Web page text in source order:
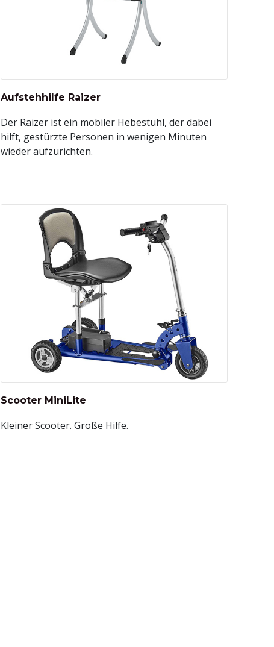
Aufstehhilfe Raizer
Der Raizer ist ein mobiler Hebestuhl, der dabei
hilft, gestürzte Personen in wenigen Minuten
wieder aufzurichten.
Scooter MiniLite
Kleiner Scooter. Große Hilfe.